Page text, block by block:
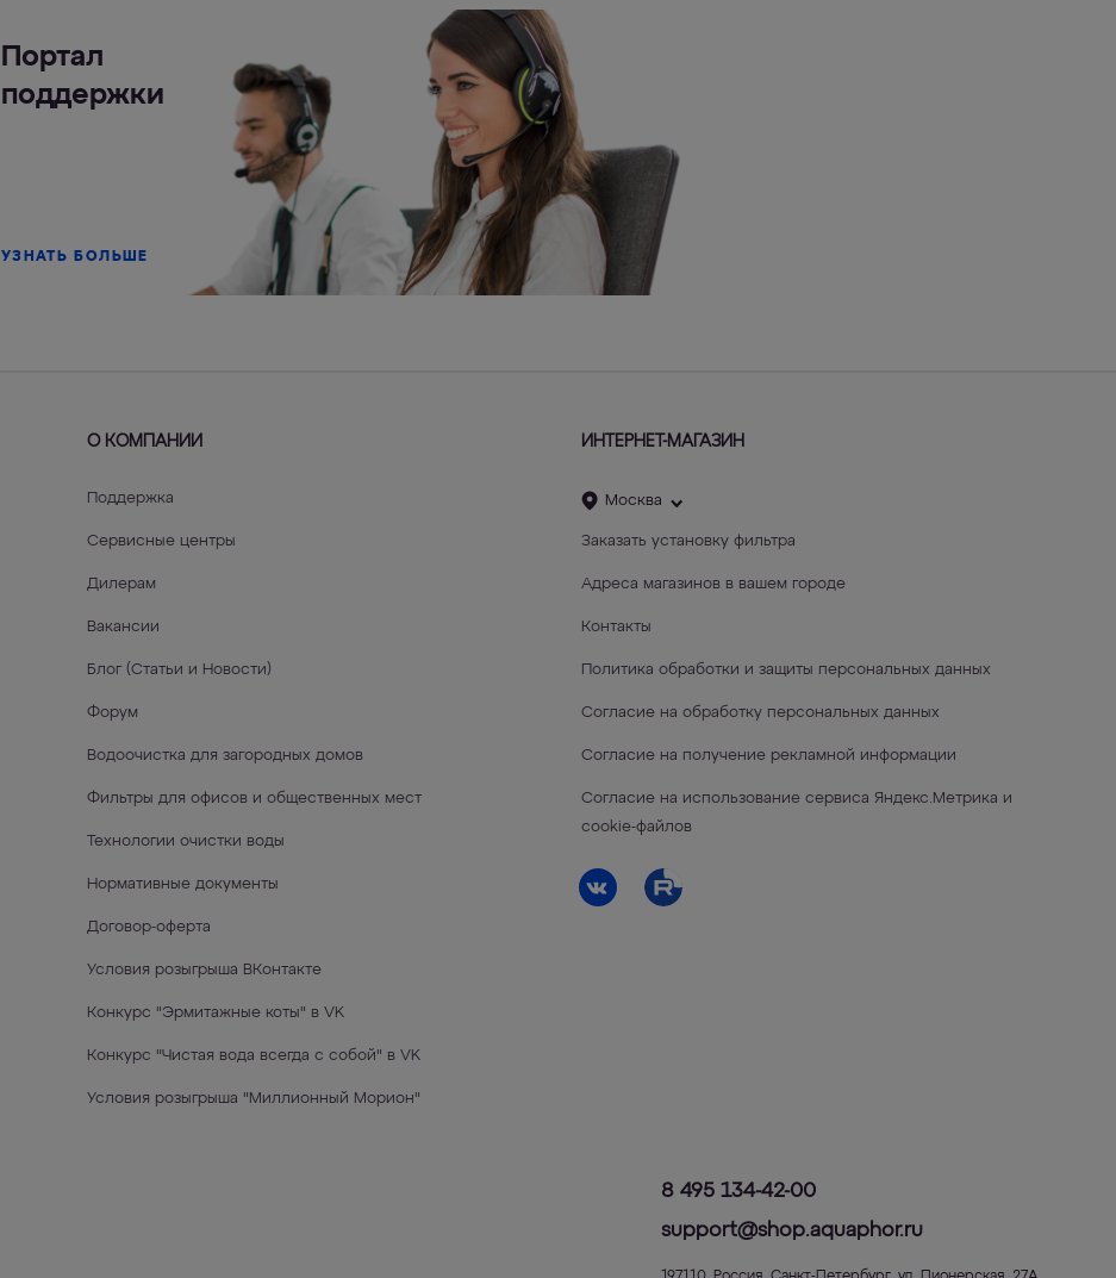
Портал
поддержки
УЗНАТЬ БОЛЬШЕ
О КОМПАНИИ
Поддержка
Сервисные центры
Дилерам
Вакансии
Блог (Статьи и Новости)
Форум
Водоочистка для загородных домов
Фильтры для офисов и общественных мест
Технологии очистки воды
Нормативные документы
Договор-оферта
Условия розыгрыша ВКонтакте
Конкурс "Эрмитажные коты" в VK
Конкурс "Чистая вода всегда с собой" в VK
Условия розыгрыша "Миллионный Морион"
ИНТЕРНЕТ-МАГАЗИН
Москва
Заказать установку фильтра
Адреса магазинов в вашем городе
Контакты
Политика обработки и защиты персональных данных
Согласие на обработку персональных данных
Согласие на получение рекламной информации
Согласие на использование сервиса Яндекс.Метрика и
cookie-файлов
8 495 134-42-00
support@shop.aquaphor.ru